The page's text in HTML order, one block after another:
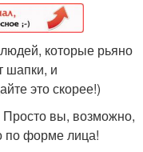
которые рьяно
шапки, и
это скорее!)
вы, возможно,
по форме лица!